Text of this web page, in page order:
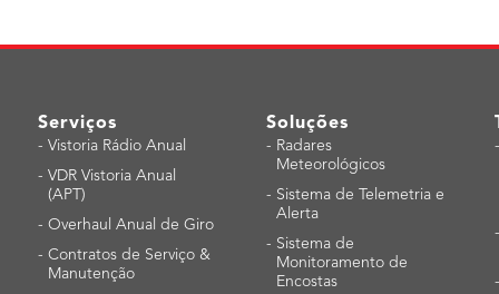
Serviços
- Vistoria Rádio Anual
- VDR Vistoria Anual
(APT)
- Overhaul Anual de Giro
- Contratos de Serviço &
Manutenção
Soluções
- Radares
Meteorológicos
- Sistema de Telemetria e
Alerta
- Sistema de
Monitoramento de
Encostas
-
-
-